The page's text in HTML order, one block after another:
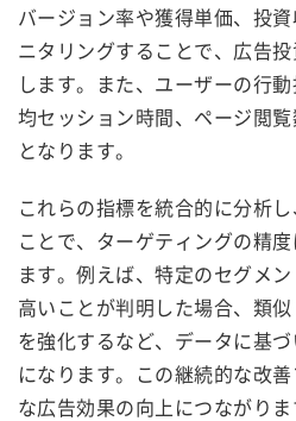
バージョン率や獲得単価、投
ニタリングすることで、広告
します。また、ユーザーの行
均セッション時間、ページ閲
となります。
これらの指標を統合的に分析
ことで、ターゲティングの精
ます。例えば、特定のセグメ
高いことが判明した場合、類
を強化するなど、データに基
になります。この継続的な改
な広告効果の向上につながりま